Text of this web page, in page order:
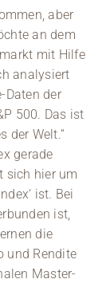
aber
an dem
mit Hilfe
analysiert
Daten der
500. Das ist
der Welt.“
gerade
sich hier um
ist. Bei
ist,
die
und Rendite
Master-